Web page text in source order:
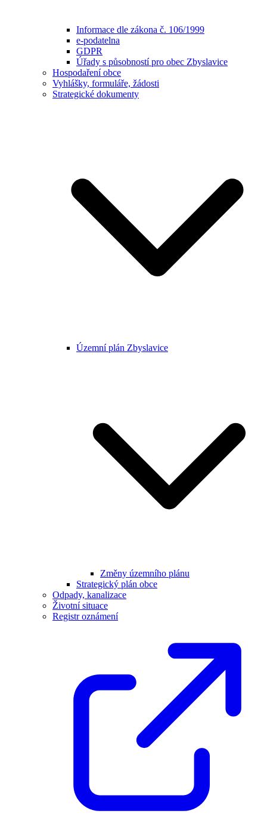
Informace dle zákona č. 106/1999
e-podatelna
GDPR
Úřady s působností pro obec Zbyslavice
Hospodaření obce
Vyhlášky, formuláře, žádosti
Strategické dokumenty
Územní plán Zbyslavice
Změny územního plánu
Strategický plán obce
Odpady, kanalizace
Životní situace
Registr oznámení